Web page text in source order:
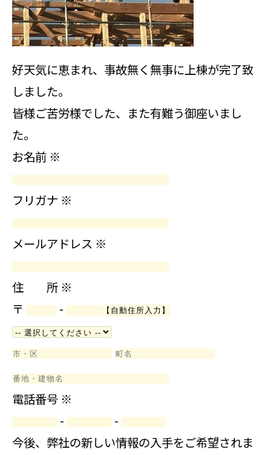
好天気に恵まれ、事故無く無事に上棟が完了致
しました。
皆様ご苦労様でした、また有難う御座いまし
た。
お名前 ※
フリガナ ※
メールアドレス ※
住 所 ※
〒
-
電話番号 ※
-
-
今後、弊社の新しい情報の入手をご希望されま